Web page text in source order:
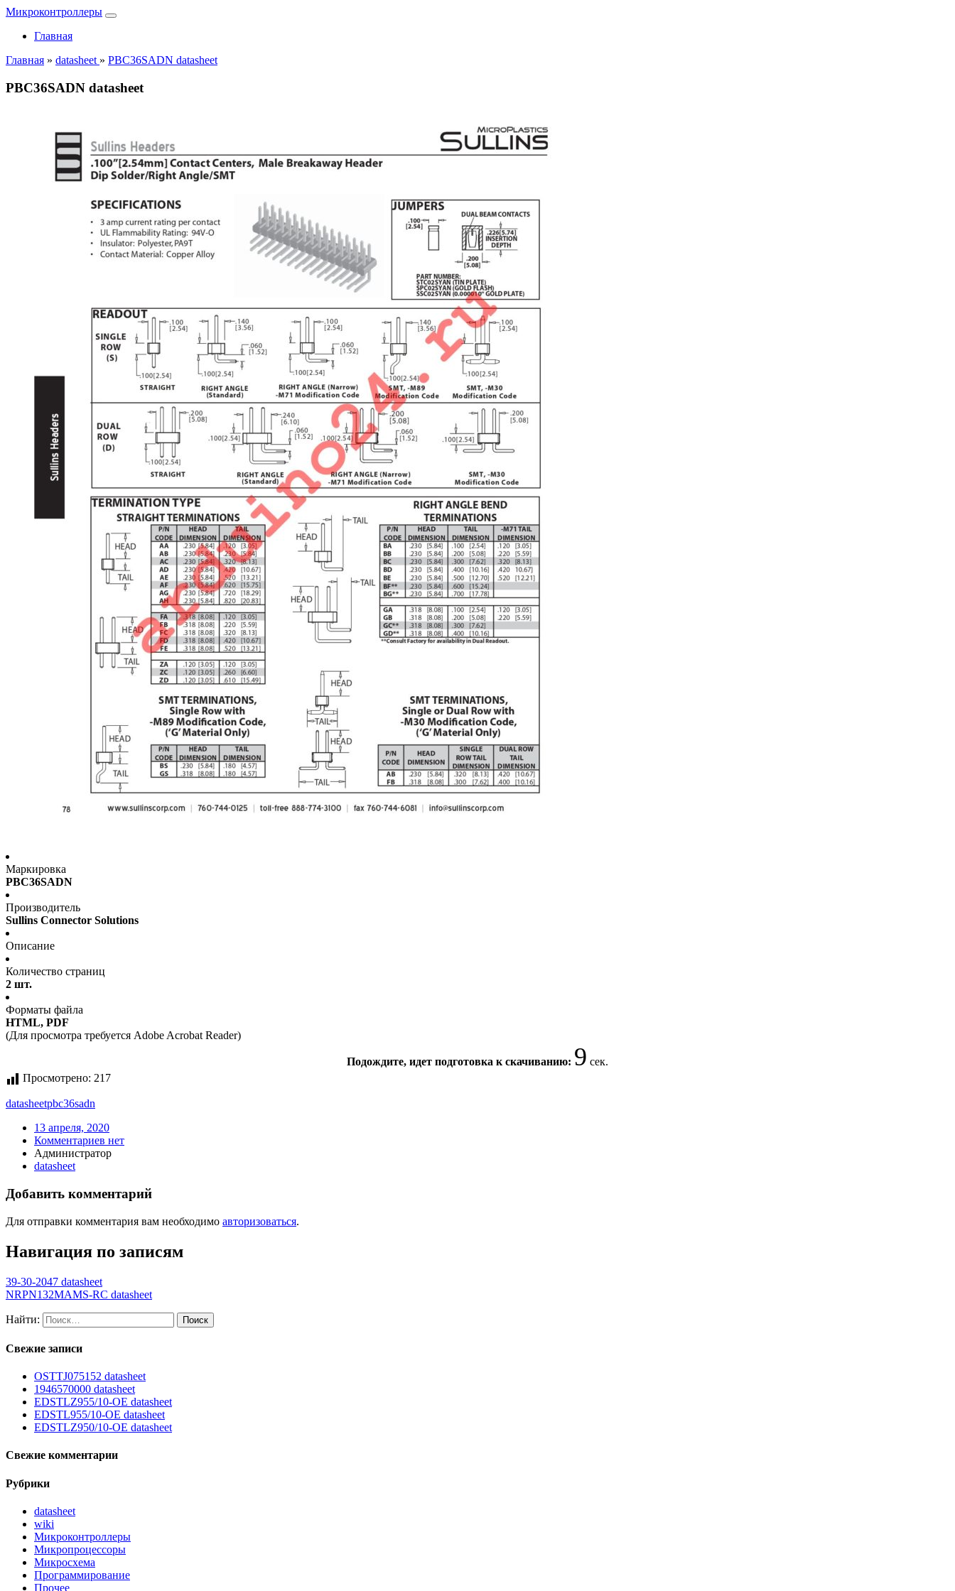
Микроконтроллеры
Главная
Главная » datasheet » PBC36SADN datasheet
PBC36SADN datasheet
Маркировка
PBC36SADN
Производитель
Sullins Connector Solutions
Описание
Количество страниц
2 шт.
Форматы файла
HTML, PDF
(Для просмотра требуется Adobe Acrobat Reader)
Подождите, идет подготовка к скачиванию: 9 сек.
Просмотрено: 217
datasheetpbc36sadn
13 апреля, 2020
Комментариев нет
Администратор
datasheet
Добавить комментарий
Для отправки комментария вам необходимо авторизоваться.
Навигация по записям
39-30-2047 datasheet
NRPN132MAMS-RC datasheet
Найти:
Свежие записи
OSTTJ075152 datasheet
1946570000 datasheet
EDSTLZ955/10-OE datasheet
EDSTL955/10-OE datasheet
EDSTLZ950/10-OE datasheet
Свежие комментарии
Рубрики
datasheet
wiki
Микроконтроллеры
Микропроцессоры
Микросхема
Программирование
Прочее